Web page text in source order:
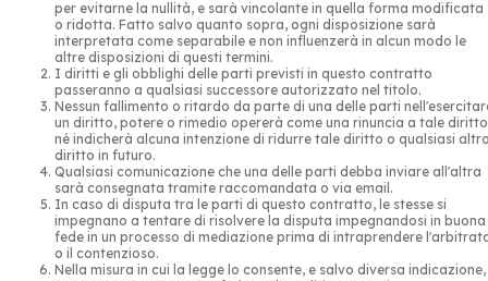
per evitarne la nullità, e sarà vincolante in quella forma modificata
o ridotta. Fatto salvo quanto sopra, ogni disposizione sarà
interpretata come separabile e non influenzerà in alcun modo le
altre disposizioni di questi termini.
I diritti e gli obblighi delle parti previsti in questo contratto
passeranno a qualsiasi successore autorizzato nel titolo.
Nessun fallimento o ritardo da parte di una delle parti
un diritto, potere o rimedio opererà come una rinuncia a tale diritto
né indicherà alcuna intenzione di ridurre tale diritto o qualsiasi
diritto in futuro.
Qualsiasi comunicazione che una delle parti debba inviare all'altra
sarà consegnata tramite raccomandata o via email.
In caso di disputa tra le parti di questo contratto, le stesse si
impegnano a tentare di risolvere la disputa impegnandosi in buona
fede in un processo di mediazione prima di intraprendere
o il contenzioso.
Nella misura in cui la legge lo consente, e salvo diversa indicazione,